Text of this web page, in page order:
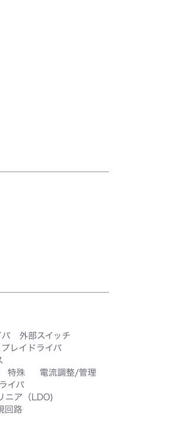
バ 外部スイッチ
プレイドライバ
特殊
電流調整/管理
イバ
ニア（LDO)
回路